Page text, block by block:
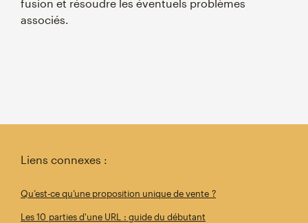
fusion et résoudre les éventuels problèmes
associés.
Liens connexes :
Qu’est-ce qu’une proposition unique de vente ?
Les 10 parties d'une URL : guide du débutant